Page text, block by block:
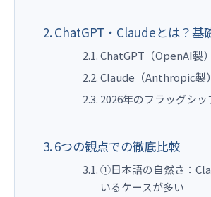
ChatGPT・Claudeとは？基
ChatGPT（OpenAI製
Claude（Anthropic製
2026年のフラッグシッ
6つの観点での徹底比較
①日本語の自然さ：
いるケースが多い